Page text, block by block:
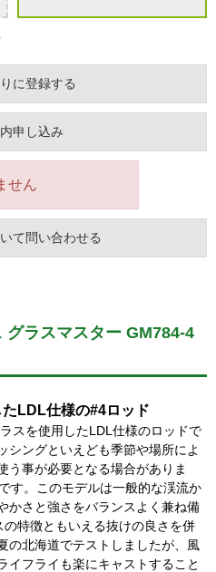
に登録する
申し込み
せん
て問い合わせる
グラスマスター GM784-4
LDL仕様の#4ロッド
スを使用したLDL仕様のロッドで
シングといえども季節や場所によ
う事が必要となる場合がありま
す。このモデルは一般的な渓流か
かさと強さをバランスよく兼ね備
特徴ともいえる抜けの良さを併
の北海道でテストしましたが、風
イフライも楽にキャストすること